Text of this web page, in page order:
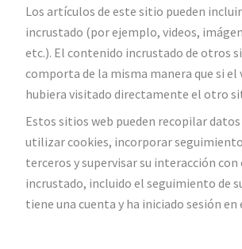
Los artículos de este sitio pueden
incrustado (por ejemplo, videos,
etc.). El contenido incrustado de otros
comporta de la misma manera que si
hubiera visitado directamente el otro
Estos sitios web pueden recopilar
utilizar cookies, incorporar
terceros y supervisar su interacción
incrustado, incluido el seguimiento de
tiene una cuenta y ha iniciado sesión en